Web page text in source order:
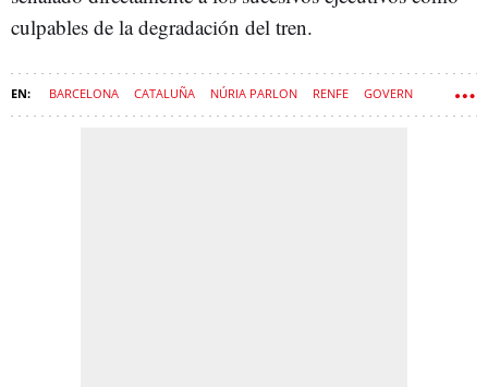
culpables de la degradación del tren.
BARCELONA CATALUÑA NÚRIA PARLON RENFE GOVERN